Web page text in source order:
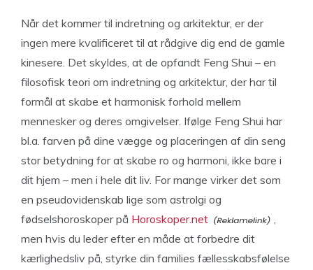
Når det kommer til indretning og arkitektur, er der
ingen mere kvalificeret til at rådgive dig end de gamle
kinesere. Det skyldes, at de opfandt Feng Shui – en
filosofisk teori om indretning og arkitektur, der har til
formål at skabe et harmonisk forhold mellem
mennesker og deres omgivelser. Ifølge Feng Shui har
bl.a. farven på dine vægge og placeringen af din seng
stor betydning for at skabe ro og harmoni, ikke bare i
dit hjem – men i hele dit liv. For mange virker det som
en pseudovidenskab lige som astrolgi og
fødselshoroskoper på Horoskoper.net
,
men hvis du leder efter en måde at forbedre dit
kærlighedsliv på, styrke din families fællesskabsfølelse